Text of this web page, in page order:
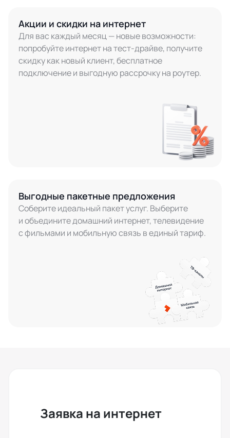
Акции и скидки на интернет
Для вас каждый месяц — новые возможности:
попробуйте интернет на тест-драйве, получите
скидку как новый клиент, бесплатное
подключение и выгодную рассрочку на роутер.
Выгодные пакетные предложения
Соберите идеальный пакет услуг. Выберите
и объедините домашний интернет, телевидение
с фильмами и мобильную связь в единый тариф.
Заявка на интернет